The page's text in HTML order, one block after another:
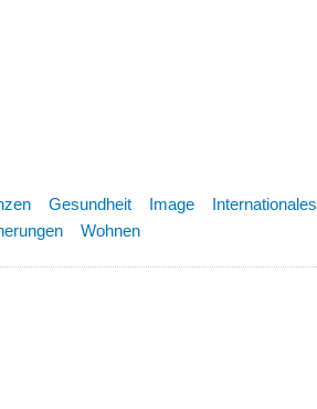
Gesundheit Image Internationales
Wohnen